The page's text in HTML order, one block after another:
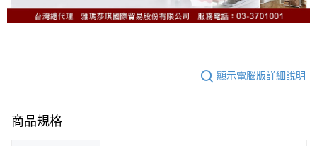
顯示電腦版詳細說明
商品規格